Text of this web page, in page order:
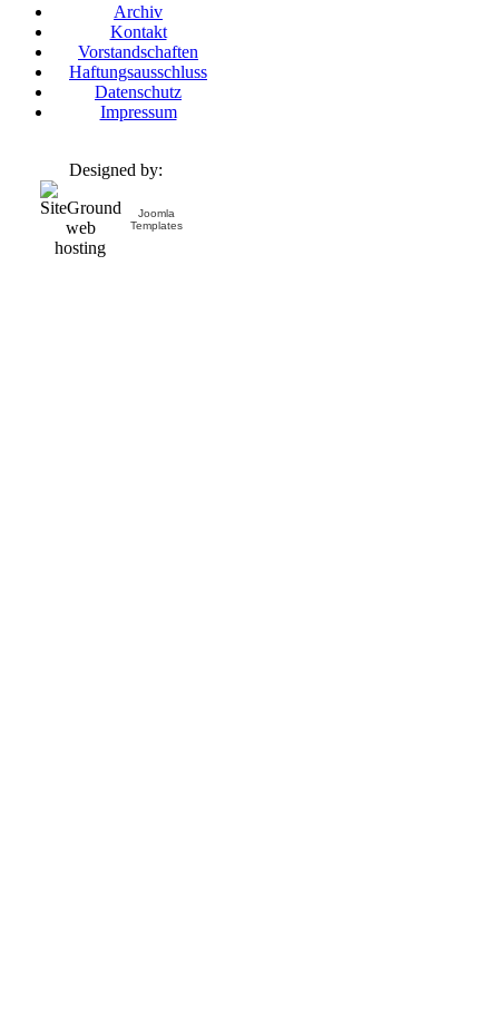
Archiv
Kontakt
Vorstandschaften
Haftungsausschluss
Datenschutz
Impressum
Designed by:
Joomla
Templates